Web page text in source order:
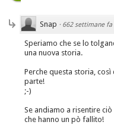
Snap · 662 settimane fa
Speriamo che se lo
una nuova storia.
Perche questa storia,
parte!
;-)
Se andiamo a risentire
che hanno un pò fallito!